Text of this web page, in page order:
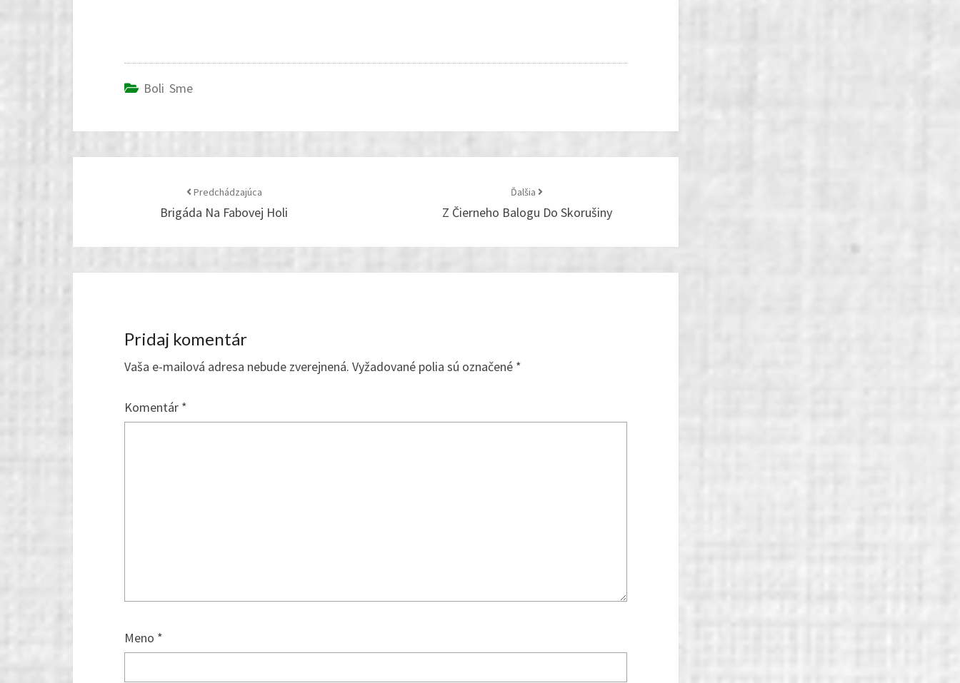
/www/k/s/u83268/public_html/wp-content/plugins/simple-lightbox-gallery/simple-
lightbox-slider-shortcode.php
Boli Sme
Predchádzajúca
Brigáda Na Fabovej Holi
Ďalšia
Z Čierneho Balogu Do Skorušiny
Pridaj komentár
Vaša e-mailová adresa nebude zverejnená. Vyžadované polia sú označené *
Komentár *
Meno *